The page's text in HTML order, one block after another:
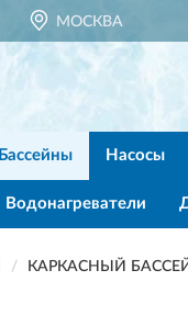
МОСКВА
Бассейны Насосы
Водонагреватели
КАРКАСНЫЙ БАССЕЙН